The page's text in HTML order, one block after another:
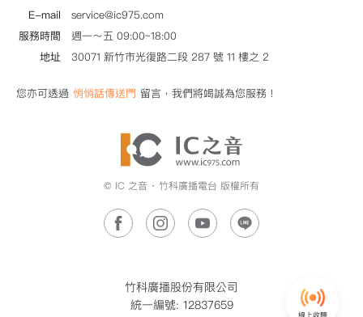
© IC 之音 ‧ 竹科廣播電台 版權所有
竹科廣播股份有限公司
統一編號: 12837659
E-mail
service@ic975.com
服務時間
週一～五 09:00~18:00
地址
30071 新竹市光復路二段 287 號 11 樓之 2
您亦可透過 悄悄話傳送門 留言，我們將竭誠為您服務！